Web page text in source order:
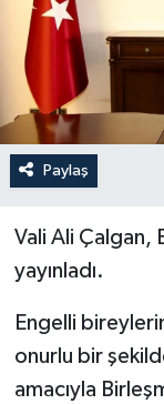
Paylaş
Vali Ali Çalgan,
yayınladı.
Engelli
onurlu bir
amacıyla
OTOPARK
TEKNOLOJİ